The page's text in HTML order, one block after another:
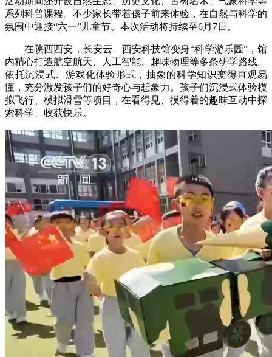
系列科普课程。不少家长带着孩子前来体验，在自然与科学的
氛围中迎接“六一”儿童节。本次活动将持续至6月7日。
在陕西西安，长安云—西安科技馆变身“科学游乐园”，馆
内精心打造航空航天、人工智能、趣味物理等多条研学路线。
依托沉浸式、游戏化体验形式，抽象的科学知识变得直观易
懂，充分激发孩子们的好奇心与想象力。孩子们沉浸式体验模
拟飞行、模拟滑雪等项目，在看得见、摸得着的趣味互动中探
索科学、收获快乐。